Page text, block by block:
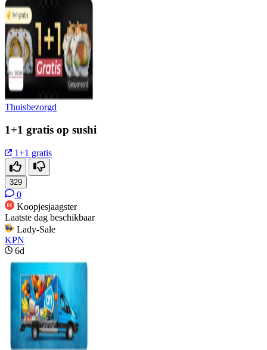
Thuisbezorgd
1+1 gratis op sushi
1+1 gratis
329
0
Koopjesjaagster
Laatste dag beschikbaar
Lady-Sale
KPN
6d